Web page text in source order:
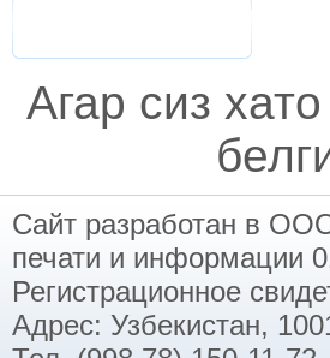
Агар сиз
Сайт разработан в
печати и информации
Регистрационное
Адрес: Узбекистан,